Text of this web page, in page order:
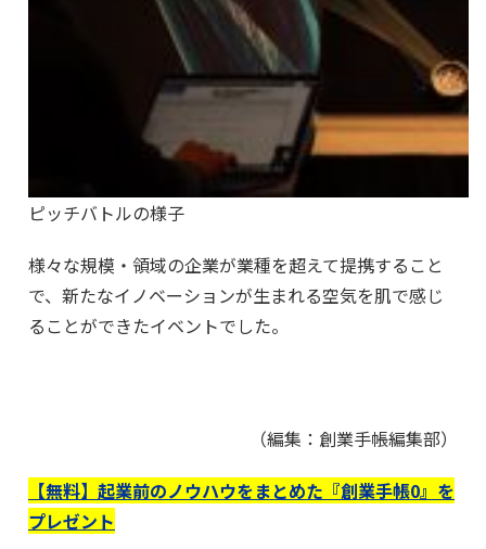
ピッチバトルの様子
様々な規模・領域の企業が業種を超えて提携すること
で、新たなイノベーションが生まれる空気を肌で感じ
ることができたイベントでした。
（編集：創業手帳編集部）
【無料】起業前のノウハウをまとめた『創業手帳0』を
プレゼント